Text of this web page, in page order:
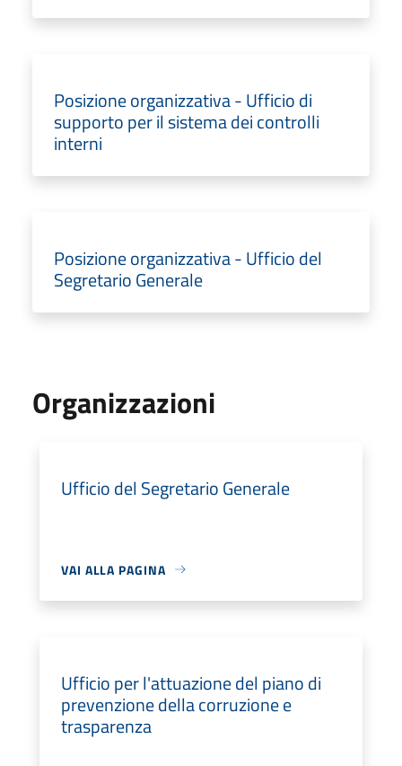
Posizione organizzativa - Ufficio di
supporto per il sistema dei controlli
interni
Posizione organizzativa - Ufficio del
Segretario Generale
Organizzazioni
Ufficio del Segretario Generale
VAI ALLA PAGINA
Ufficio per l'attuazione del piano di
prevenzione della corruzione e
trasparenza